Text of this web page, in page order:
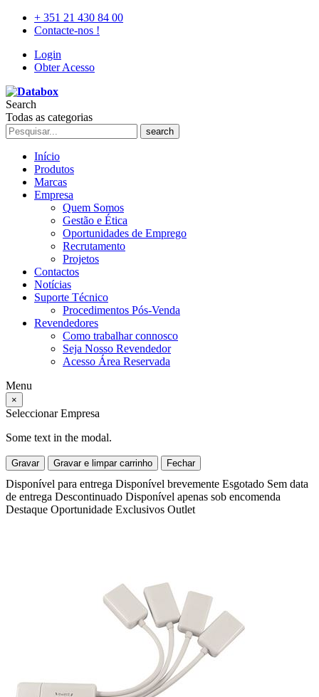
+ 351 21 430 84 00
Contacte-nos !
Login
Obter Acesso
Search
Todas as categorias
search
Início
Produtos
Marcas
Empresa
Quem Somos
Gestão e Ética
Oportunidades de Emprego
Recrutamento
Projetos
Contactos
Notícias
Suporte Técnico
Procedimentos Pós-Venda
Revendedores
Como trabalhar connosco
Seja Nosso Revendedor
Acesso Área Reservada
Menu
×
Seleccionar Empresa
Some text in the modal.
Gravar Gravar e limpar carrinho Fechar
Disponível para entrega Disponível brevemente Esgotado Sem data
de entrega Descontinuado Disponível apenas sob encomenda
Destaque Oportunidade Exclusivos Outlet